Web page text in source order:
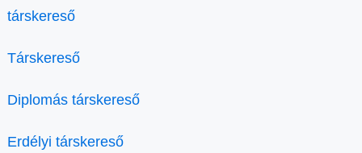
társkereső
Társkereső
Diplomás társkereső
Erdélyi társkereső